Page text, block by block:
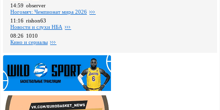
14:59 observer
Ногомяч: Чемпионат мира 2026
11:16 rishon63
Новости и слухи НБА
08:26 1010
Кино и сериалы